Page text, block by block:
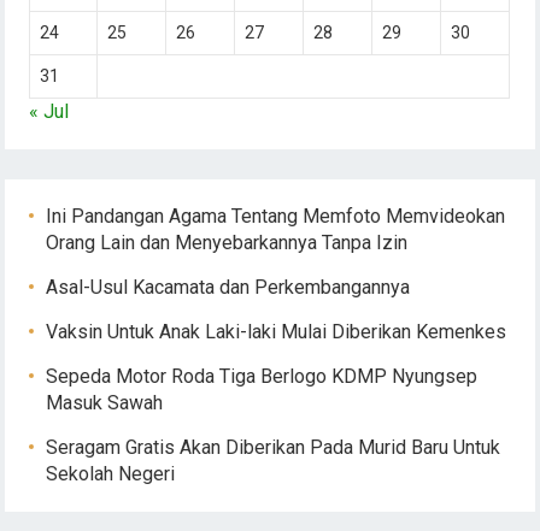
24 25 26 27 28 29 30
31
« Jul
Ini Pandangan Agama Tentang Memfoto Memvideokan
Orang Lain dan Menyebarkannya Tanpa Izin
Asal-Usul Kacamata dan Perkembangannya
Vaksin Untuk Anak Laki-laki Mulai Diberikan Kemenkes
Sepeda Motor Roda Tiga Berlogo KDMP Nyungsep
Masuk Sawah
Seragam Gratis Akan Diberikan Pada Murid Baru Untuk
Sekolah Negeri